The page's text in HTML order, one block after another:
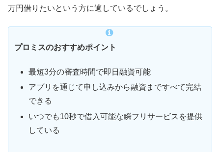
万円借りたいという方に適しているでしょう。
プロミスのおすすめポイント
最短3分の審査時間で即日融資可能
アプリを通じて申し込みから融資まですべて完結
できる
いつでも10秒で借入可能な瞬フリサービスを提供
している